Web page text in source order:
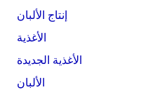
إنتاج الألبان
الأغذية
الأغذية الجديدة
الألبان